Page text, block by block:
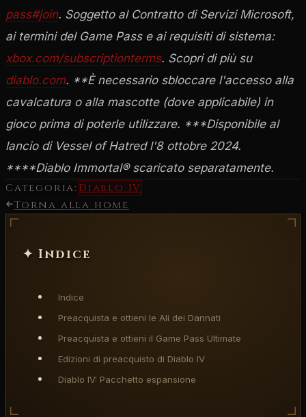
pass#join. Soggetto al Contratto di Servizi Microsoft,
ai termini del Game Pass e ai requisiti di sistema:
xbox.com/subscriptionterms. Scopri di più su
diablo.com. **È necessario sbloccare l'accesso alla
cavalcatura o alla mascotte (dove applicabile) in
gioco prima di poterle utilizzare. ***Disponibile al
lancio di Vessel of Hatred l'8 ottobre 2024.
****Diablo Immortal® scaricato separatamente.
Categoria: Diablo IV
Torna alla home
✦ Indice
Indice
Preacquista e ottieni le Ali dei Dannati
Preacquista e ottieni il Game Pass Ultimate
Edizioni di preacquisto di Diablo IV
Diablo IV: Pacchetto espansione